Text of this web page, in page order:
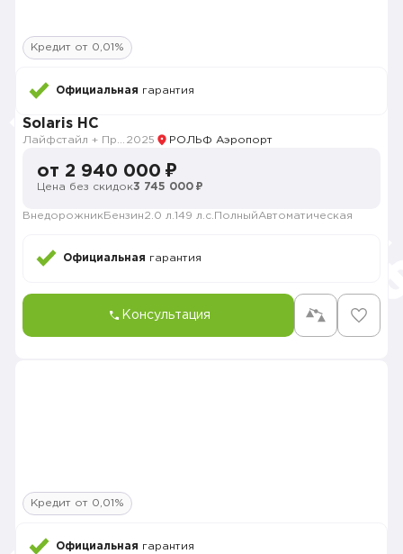
Кредит от 0,01%
Официальная гарантия
Solaris HC
2025 РОЛЬФ Аэропорт
от 2 940 000 ₽
Цена без скидок3 745 000 ₽
Внедорожник Бензин2.0 л. 149 л.с. ПолныйАвтоматическая
Официальная гарантия
Консультация
Кредит от 0,01%
Официальная гарантия